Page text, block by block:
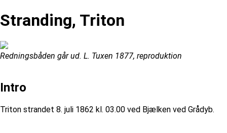
Stranding, Triton
Redningsbåden går ud. L. Tuxen 1877, reproduktion
Intro
Triton strandet 8. juli 1862 kl. 03.00 ved Bjælken ved Grådyb.